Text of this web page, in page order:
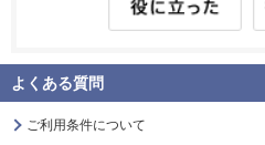
よくある質問
ご利用条件について